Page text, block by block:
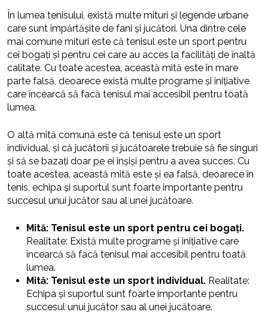
În lumea tenisului, există multe mituri și legende urbane
care sunt împărtășite de fani și jucători. Una dintre cele
mai comune mituri este că tenisul este un sport pentru
cei bogați și pentru cei care au acces la facilități de înaltă
calitate. Cu toate acestea, această mită este în mare
parte falsă, deoarece există multe programe și inițiative
care încearcă să facă tenisul mai accesibil pentru toată
lumea.
O altă mită comună este că tenisul este un sport
individual, și că jucătorii și jucătoarele trebuie să fie singuri
și să se bazați doar pe ei înșiși pentru a avea succes. Cu
toate acestea, această mită este și ea falsă, deoarece în
tenis, echipa și suportul sunt foarte importante pentru
succesul unui jucător sau al unei jucătoare.
Mită: Tenisul este un sport pentru cei bogați.
Realitate: Există multe programe și inițiative care
încearcă să facă tenisul mai accesibil pentru toată
lumea.
Mită: Tenisul este un sport individual. Realitate:
Echipa și suportul sunt foarte importante pentru
succesul unui jucător sau al unei jucătoare.